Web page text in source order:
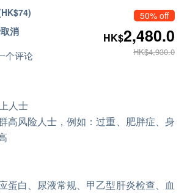
消
个评论
50% off
HK$2,480.0
HK$4,930.0
人士
高风险人士，例如：过重、肥胖症、身
蛋白、尿液常规、甲乙型肝炎检查、血